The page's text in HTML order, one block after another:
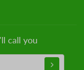
call you